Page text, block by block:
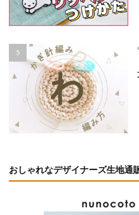
おしゃれなデザイナーズ生地通